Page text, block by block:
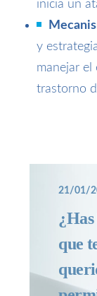
inicia un
y
manejar el
trastorno
21/01/
que